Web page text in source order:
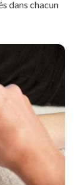
dans chacun